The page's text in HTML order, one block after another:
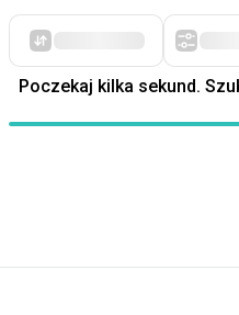
Poczekaj kilka sekund.